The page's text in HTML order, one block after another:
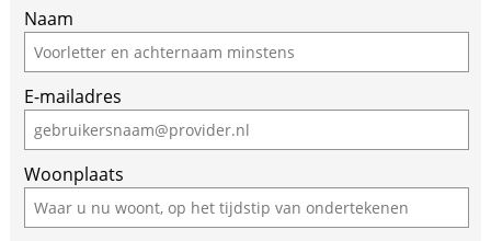
Naam
E-mailadres
Woonplaats